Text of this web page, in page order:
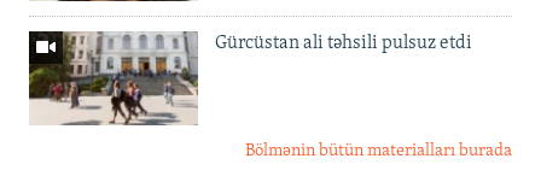
Gürcüstan ali təhsili pulsuz etdi
Bölmənin bütün materialları burada